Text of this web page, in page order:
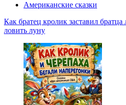
Американские сказки
Как братец кролик заставил
ловить луну